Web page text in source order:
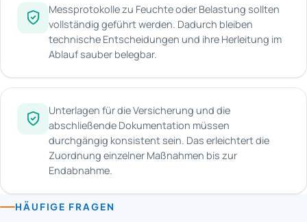
Messprotokolle zu Feuchte oder Belastung sollten
vollständig geführt werden. Dadurch bleiben
technische Entscheidungen und ihre Herleitung im
Ablauf sauber belegbar.
Unterlagen für die Versicherung und die
abschließende Dokumentation müssen
durchgängig konsistent sein. Das erleichtert die
Zuordnung einzelner Maßnahmen bis zur
Endabnahme.
HÄUFIGE FRAGEN